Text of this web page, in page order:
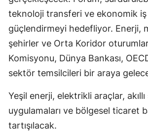
teknoloji transferi ve ekonomik
güçlendirmeyi hedefliyor. Enerji,
şehirler ve Orta Koridor
Komisyonu, Dünya Bankası,
sektör temsilcileri bir araya
Yeşil enerji, elektrikli araçlar,
uygulamaları ve bölgesel ticaret
tartışılacak.